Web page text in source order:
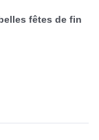
fêtes de fin